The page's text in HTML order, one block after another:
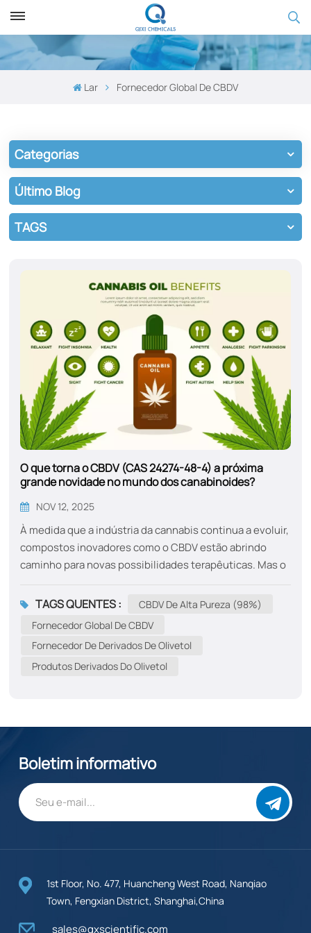
Lar Fornecedor Global De CBDV
Categorias
Último Blog
TAGS
O que torna o CBDV (CAS 24274-48-4) a próxima
grande novidade no mundo dos canabinoides?
NOV 12, 2025
À medida que a indústria da cannabis continua a evoluir,
compostos inovadores como o CBDV estão abrindo
caminho para novas possibilidades terapêuticas. Mas o
considerar incorporá-lo à sua rotina de bem-estar?
canabidivarina, é um canabinóide não psicoativo
encontrado nas plantas de cannabis. Ele compartilha
uma estrutura química semelhante à do CBD
CBDV?1. Potencial terapêutico:Pesquisas sugerem que
o CBDV pode possuir propriedades anticonvulsivantes,
oferecendo esperança para indivíduos com epilepsia
o...
TAGS QUENTES :
CBDV De Alta Pureza (98%)
Fornecedor Global De CBDV
Fornecedor De Derivados De Olivetol
Produtos Derivados Do Olivetol
Boletim informativo
1st Floor, No. 477, Huancheng West Road, Nanqiao
Town, Fengxian District, Shanghai,China
sales@qxscientific.com